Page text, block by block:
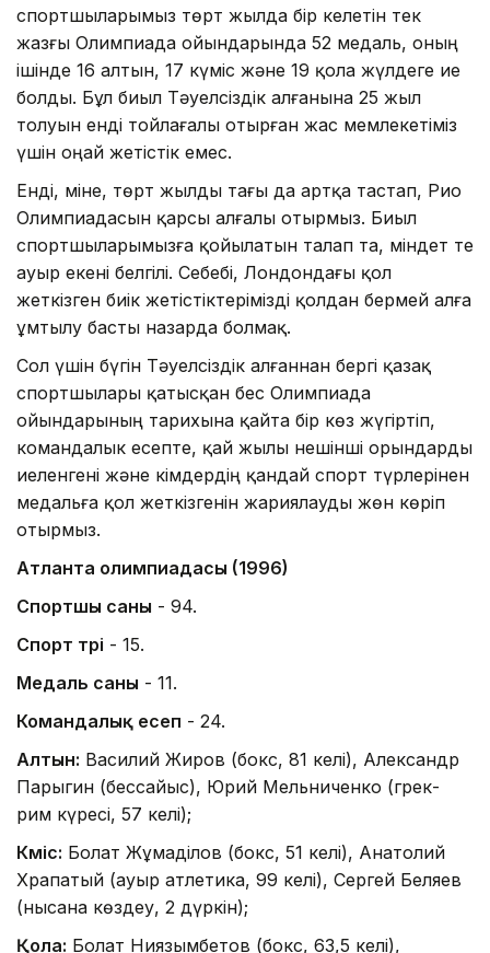
спортшыларымыз төрт жылда бір келетін тек
жазғы Олимпиада ойындарында 52 медаль, оның
ішінде 16 алтын, 17 күміс және 19 қола жүлдеге ие
болды. Бұл биыл Тәуелсіздік алғанына 25 жыл
толуын енді тойлағалы отырған жас мемлекетіміз
үшін оңай жетістік емес.
Енді, міне, төрт жылды тағы да артқа тастап, Рио
Олимпиадасын қарсы алғалы отырмыз. Биыл
спортшыларымызға қойылатын талап та, міндет те
ауыр екені белгілі. Себебі, Лондондағы қол
жеткізген биік жетістіктерімізді қолдан бермей алға
ұмтылу басты назарда болмақ.
Сол үшін бүгін Тәуелсіздік алғаннан бергі қазақ
спортшылары қатысқан бес Олимпиада
ойындарының тарихына қайта бір көз жүгіртіп,
командалык есепте, қай жылы нешінші орындарды
иеленгені және кімдердің қандай спорт түрлерінен
медальға қол жеткізгенін жариялауды жөн көріп
отырмыз.
Атланта олимпиадасы (1996)
Спортшы саны - 94.
Спорт түрі - 15.
Медаль саны - 11.
Командалық есеп - 24.
Алтын: Василий Жиров (бокс, 81 келі), Александр
Парыгин (бессайыс), Юрий Мельниченко (грек-
рим күресі, 57 келі);
Күміс: Болат Жұмаділов (бокс, 51 келі), Анатолий
Храпатый (ауыр атлетика, 99 келі), Сергей Беляев
(нысана көздеу, 2 дүркін);
Қола: Болат Ниязымбетов (бокс, 63,5 келі),